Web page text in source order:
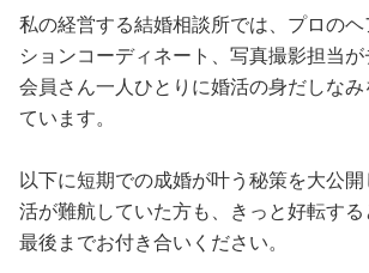
私の経営する結婚相談所では、プロの
ションコーディネート、写真撮影担当が
会員さん一人ひとりに婚活の身だしな
ています。
以下に短期での成婚が叶う秘策を大公
活が難航していた方も、きっと好転する
最後までお付き合いください。